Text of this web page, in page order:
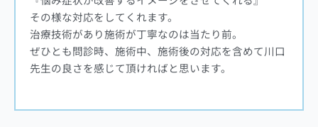
その様な対応をしてくれます。
治療技術があり施術が丁寧なのは当たり前。
ぜひとも問診時、施術中、施術後の対応を含めて川口
先生の良さを感じて頂ければと思います。